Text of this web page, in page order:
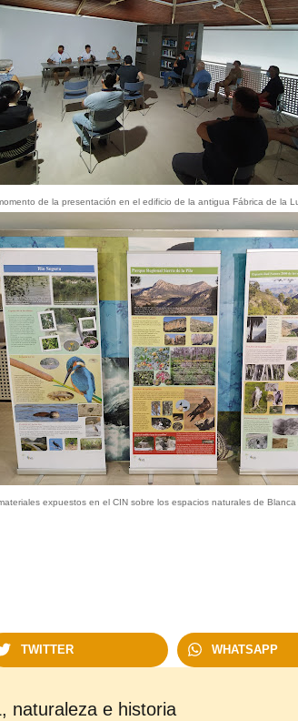
de la presentación en el edificio de la antigua Fábrica de la
expuestos en el CIN sobre los espacios naturales de
TWITTER WHATSAPP
naturaleza e historia